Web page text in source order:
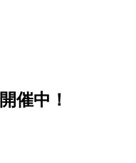
催中！